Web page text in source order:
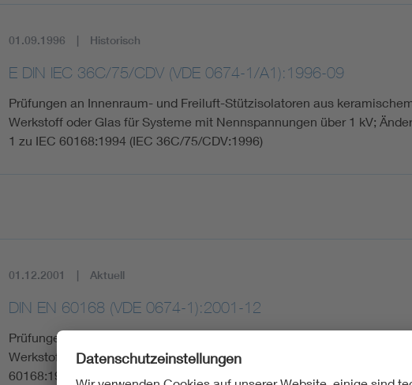
01.09.1996 Historisch
E DIN IEC 36C/75/CDV (VDE 0674-1/A1):1996-09
Prüfungen an Innenraum- und Freiluft-Stützisolatoren aus
Werkstoff oder Glas für Systeme mit Nennspannungen über 1 kV;
1 zu IEC 60168:1994 (IEC 36C/75/CDV:1996)
01.12.2001 Aktuell
DIN EN 60168 (VDE 0674-1):2001-12
Prüfungen an Innenraum- und Freiluft-Stützisolatoren aus keramischem
Werkstoff oder Glas für Systeme mit Nennspannungen über 1 kV (IEC
60168:1994 + A1:1997 + A2:2000); Deutsche Fassung EN 60168:1994 +